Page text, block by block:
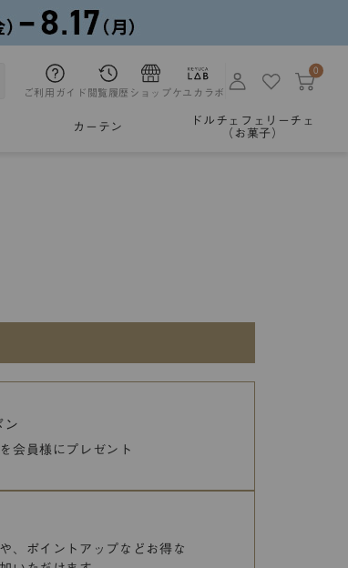
ご利用ガイド 閲覧履歴 ショップケユカラボ
0
カーテン
ドルチェフェリーチェ
（お菓子）
ン
会員様にプレゼント
、
ポイントアップなどお得な